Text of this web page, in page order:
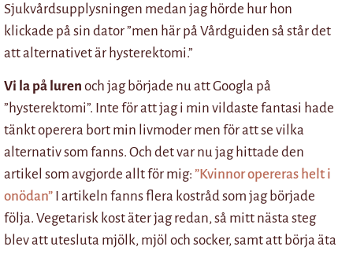
Sjukvårdsupplysningen medan jag hörde hur hon
klickade på sin dator ”men här på Vårdguiden så står det
att alternativet är hysterektomi.”
Vi la på luren och jag började nu att Googla på
”hysterektomi”. Inte för att jag i min vildaste fantasi hade
tänkt operera bort min livmoder men för att se vilka
alternativ som fanns. Och det var nu jag hittade den
artikel som avgjorde allt för mig: ”Kvinnor opereras helt i
onödan” I artikeln fanns flera kostråd som jag började
följa. Vegetarisk kost äter jag redan, så mitt nästa steg
blev att utesluta mjölk, mjöl och socker, samt att börja äta